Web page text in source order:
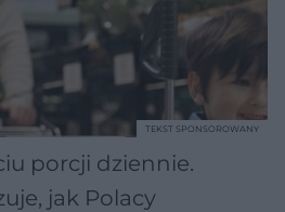
porcji dziennie.
jak Polacy
TEKST SPONSOROWANY